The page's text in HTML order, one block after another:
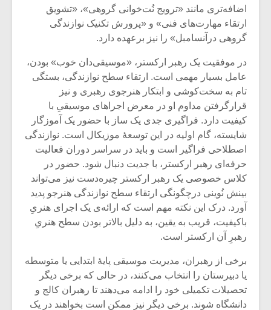
اضافه‌تری مانند «ترویج نُت‌خوانی گروهی»، «تشویق
ارتقاء مهارت‌های فنی» و «پرورش تکنیک نوازندگی
گروهی درآنسامبل» را نیز برعهده دارد.
در موفقیت یک رهبر ارکستر، «موسیقی‌دان خوب» بودن،
عامل بسیار مهمی است. ارتقاء سطح نوازندگی، بستگی
تام به سخت‌کوشی و ابتکار هنرجوی رهبری و نیز
قرارگرفتن مداوم او در معرض اجراهای موسیقیِ با
کیفیت دارد. فراگیری جدی یک ساز با حضور یک آموزگار
شایسته، گام اولیه در این توسعۀ‌ موزیکال است. نوازندگی
اصطلاحی فراگیر است و باید در سراسر دوران فعالیت
حرفه‌ا‌ی رهبر ارکستر، با جدیت دنبال شود. حضور در
کلاس خصوصی یک رهبر ارکستر چیره‌دست نیز می‌تواند
بینش‌ نُوینی درچگونگی ارتقاء سطح نوازندگی هنرجو پدید
آورد. درک این نکته مهم است که ارائه‌ی یک اجرای هنریِ
باکیفیت، قریب به یقین، به دلیل بالاتر بودن سطح هنریِ
رهبرِ آن ارکستر است.
برخی از رهبران، مدیریت موسیقی پایۀ‌ ابتدایی یا متوسطه‌
یا دبیرستان را انتخاب می‌کنند، در حالی که برخی دیگر
تحصیلات تکمیلی خود را ادامه می‌دهند تا رهبران کالج و
دانشگاه شوند. برخی دیگر نیز ممکن است بخواهند در یک
میکلوش روژا
یادداشتی بر موسیقی
متن فیلم «متری
شیش و نیم»
اگر نمی توانی
مشهورترین باشی،
بدنام ترین باش
دوره
موسیقی
سکانسی
موسیقی